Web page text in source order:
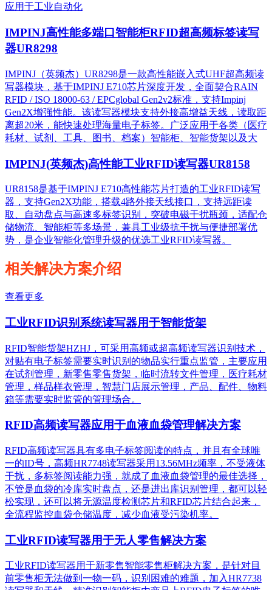
应用于工业自动化
IMPINJ高性能多端口智能柜RFID超高频标签读写
器UR8298
IMPINJ（英频杰）UR8298是一款高性能嵌入式UHF超高频读
写器模块，基于IMPINJ E710芯片深度开发，全面契合RAIN
RFID / ISO 18000-63 / EPCglobal Gen2v2标准，支持Impinj
Gen2X增强性能。该读写器模块支持外接高增益天线，读取距
离超20米，能快速处理海量电子标签。广泛应用于各类（医疗
耗材、试剂、工具、图书、档案）智能柜、智能货架以及大
IMPINJ(英频杰)高性能工业RFID读写器UR8158
UR8158是基于IMPINJ E710高性能芯片打造的工业RFID读写
器，支持Gen2X功能，搭载4路外接天线接口，支持远距读
取、自动盘点与高速多标签识别，突破电磁干扰瓶颈，适配仓
储物流、智能柜等多场景，兼具工业级抗干扰与便捷部署优
势，是企业智能化管理升级的优选工业RFID读写器。
相关解决方案介绍
查看更多
工业RFID识别系统读写器用于智能货架
RFID智能货架HZHJ，可采用高频或超高频读写器识别技术，
对贴有电子标签需要实时识别的物品实行重点监管，主要应用
在试剂管理，新零售零售货架，临时流转文件管理，医疗耗材
管理，样品样衣管理，智慧门店展示管理，产品、配件、物料
箱等需要实时监管的管理场合。
RFID高频读写器应用于血液血袋管理解决方案
RFID高频读写器具有多电子标签阅读的特点，并且有全球唯
一的ID号，高频HR7748读写器采用13.56MHz频率，不受液体
干扰，多标签阅读能力强，就成了血液血袋管理的最佳选择，
不管是血袋的冷库实时盘点，还是进出库识别管理，都可以轻
松实现，还可以将无源温度检测芯片和RFID芯片结合起来，
全流程监控血袋仓储温度，减少血液受污染机率。
工业RFID读写器用于无人零售解决方案
工业RFID读写器用于新零售智能零售柜解决方案，是针对目
前零售柜无法做到一物一码，识别困难的难题，加入HR7738